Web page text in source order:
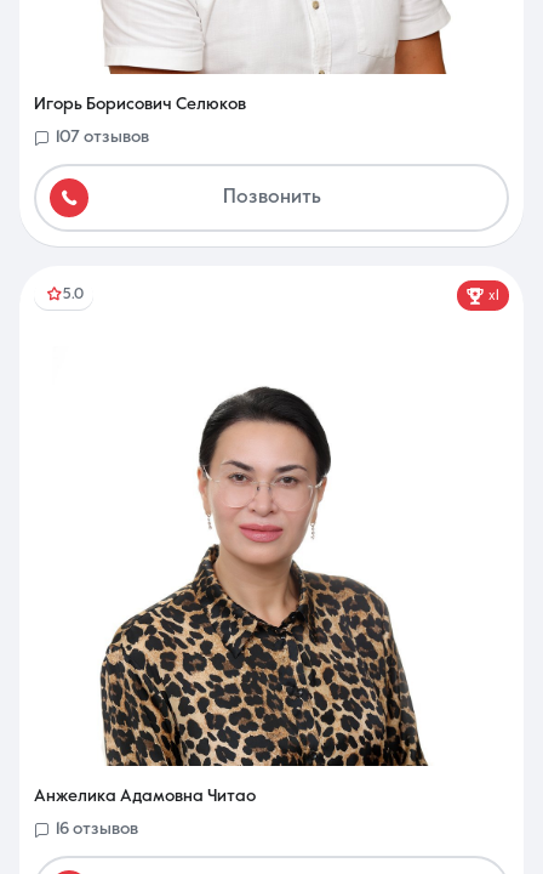
Игорь Борисович Селюков
107 отзывов
Позвонить
5.0 x1
Анжелика Адамовна Читао
16 отзывов